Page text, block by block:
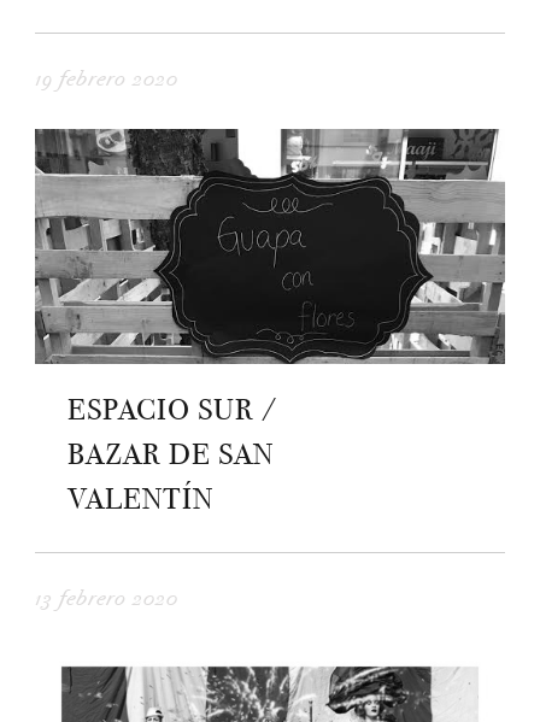
19 febrero 2020
ESPACIO SUR /
BAZAR DE SAN
VALENTÍN
13 febrero 2020